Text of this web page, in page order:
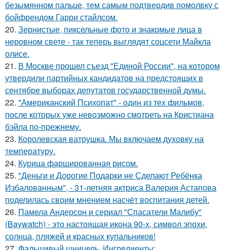
безымянном пальце, тем самым подтвердив помолвку с
бойфрендом Гарри стайлсом.
20. Зернистые, пиксельные фото и знакомые лица в
неровном свете - так теперь выглядят соцсети Майкла
олисе.
21. В Москве прошел съезд "Единой России", на котором
утвердили партийных кандидатов на предстоящих в
сентябре выборах депутатов государственной думы.
22. "Американский Психопат" - один из тех фильмов,
после которых уже невозможно смотреть на Кристиана
бэйла по-прежнему.
23. Королевская ватрушка. Мы включаем духовку на
температуру.
24. Курица фаршированная рисом.
25. "Деньги и Дорогие Подарки не Сделают Ребёнка
Избалованным", - 31-летняя актриса Валерия Астапова
поделилась своим мнением насчёт воспитания детей.
26. Памела Андерсон и сериал "Спасатели Малибу"
(Baywatch) - это настоящая икона 90-х, символ эпохи,
солнца, пляжей и красных купальников!